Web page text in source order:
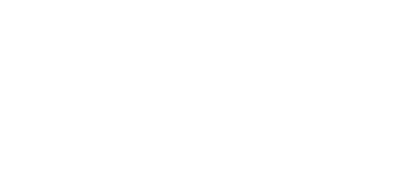
de Manaus antes do crime
no dia 8 de novembro, em Manacapuru.